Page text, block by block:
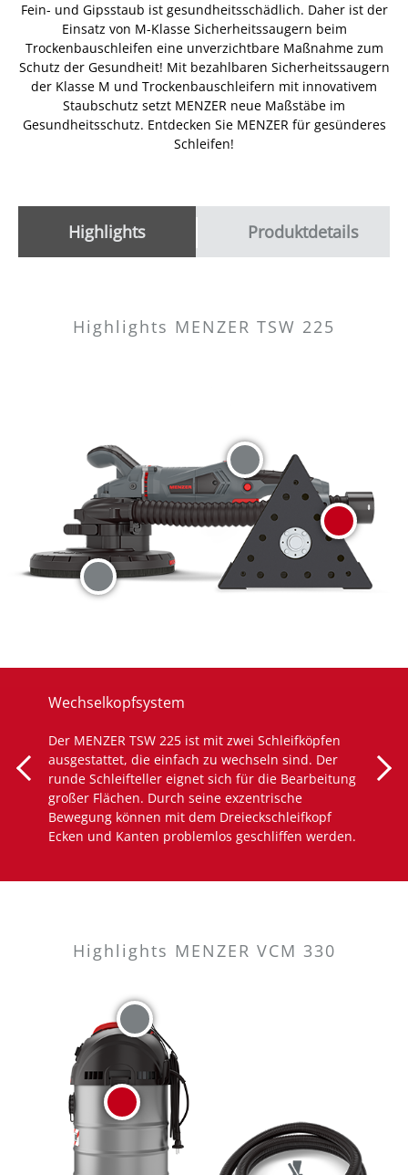
Fein- und Gipsstaub ist gesundheitsschädlich. Daher ist der
Einsatz von M-Klasse Sicherheitssaugern beim
Trockenbauschleifen eine unverzichtbare Maßnahme zum
Schutz der Gesundheit! Mit bezahlbaren Sicherheitssaugern
der Klasse M und Trockenbauschleifern mit innovativem
Staubschutz setzt MENZER neue Maßstäbe im
Gesundheitsschutz. Entdecken Sie MENZER für gesünderes
Schleifen!
Highlights Produktdetails
Highlights MENZER TSW 225
Wechselkopfsystem
Der MENZER TSW 225 ist mit zwei Schleifköpfen
ausgestattet, die einfach zu wechseln sind. Der
runde Schleifteller eignet sich für die Bearbeitung
großer Flächen. Durch seine exzentrische
Bewegung können mit dem Dreieckschleifkopf
Ecken und Kanten problemlos geschliffen werden.
Highlights MENZER VCM 330